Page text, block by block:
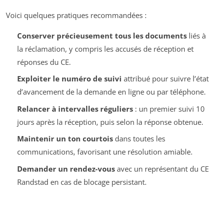
Voici quelques pratiques recommandées :
Conserver précieusement tous les documentsliés à
la réclamation, y compris les accusés de réception et
réponses du CE.
Exploiter le numéro de suivi attribué pour suivre l’état
d’avancement de la demande en ligne ou par téléphone.
Relancer à intervalles réguliers: un premier suivi 10
jours après la réception, puis selon la réponse obtenue.
Maintenir un ton courtoisdans toutes les
communications, favorisant une résolution amiable.
Demander un rendez-vousavec un représentant du CE
Randstad en cas de blocage persistant.